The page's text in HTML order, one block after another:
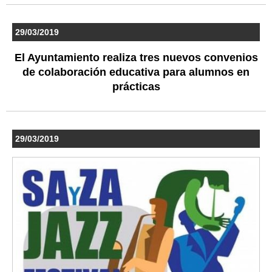
29/03/2019
El Ayuntamiento realiza tres nuevos convenios
de colaboración educativa para alumnos en
prácticas
29/03/2019